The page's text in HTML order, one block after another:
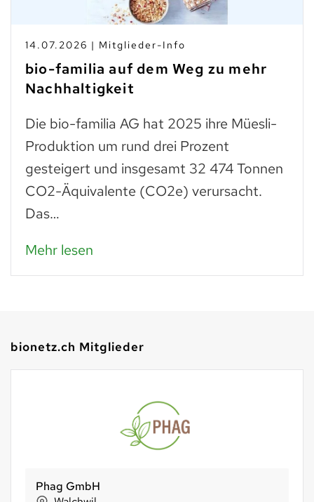
14.07.2026 | Mitglieder-Info
bio-familia auf dem Weg zu mehr
Nachhaltigkeit
Die bio-familia AG hat 2025 ihre Müesli-
Produktion um rund drei Prozent
gesteigert und insgesamt 32 474 Tonnen
CO2-Äquivalente (CO2e) verursacht.
Das…
Mehr lesen
bionetz.ch Mitglieder
KöniGnuss